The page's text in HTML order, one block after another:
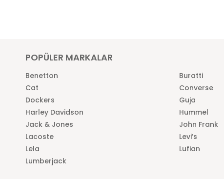
POPÜLER MARKALAR
Benetton
Buratti
Cat
Converse
Dockers
Guja
Harley Davidson
Hummel
Jack & Jones
John Frank
Lacoste
Levi’s
Lela
Lufian
Lumberjack